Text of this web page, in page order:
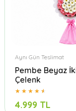
Aynı Gün Teslimat
Pembe Beyaz
Çelenk
4.999 TL